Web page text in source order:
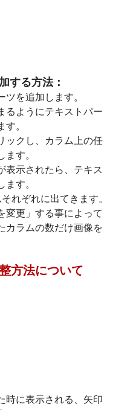
する方法：
ツを追加します。
るようにテキストパー
。
ックし、カラム上の任
す。
表示されたら、テキス
す。
れぞれに出てきます。
変更」する事によって
カラムの数だけ画像を
方法について
時に表示される、矢印